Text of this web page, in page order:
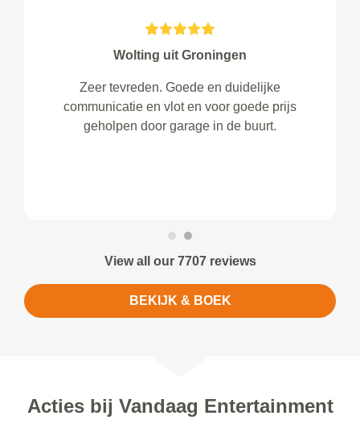
Wolting uit Groningen
Zeer tevreden. Goede en duidelijke
communicatie en vlot en voor goede prijs
geholpen door garage in de buurt.
View all our 7707 reviews
BEKIJK & BOEK
Acties bij Vandaag Entertainment